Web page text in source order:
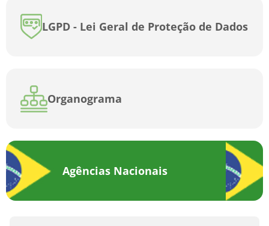
LGPD - Lei Geral de Proteção de Dados
Organograma
Agências Nacionais